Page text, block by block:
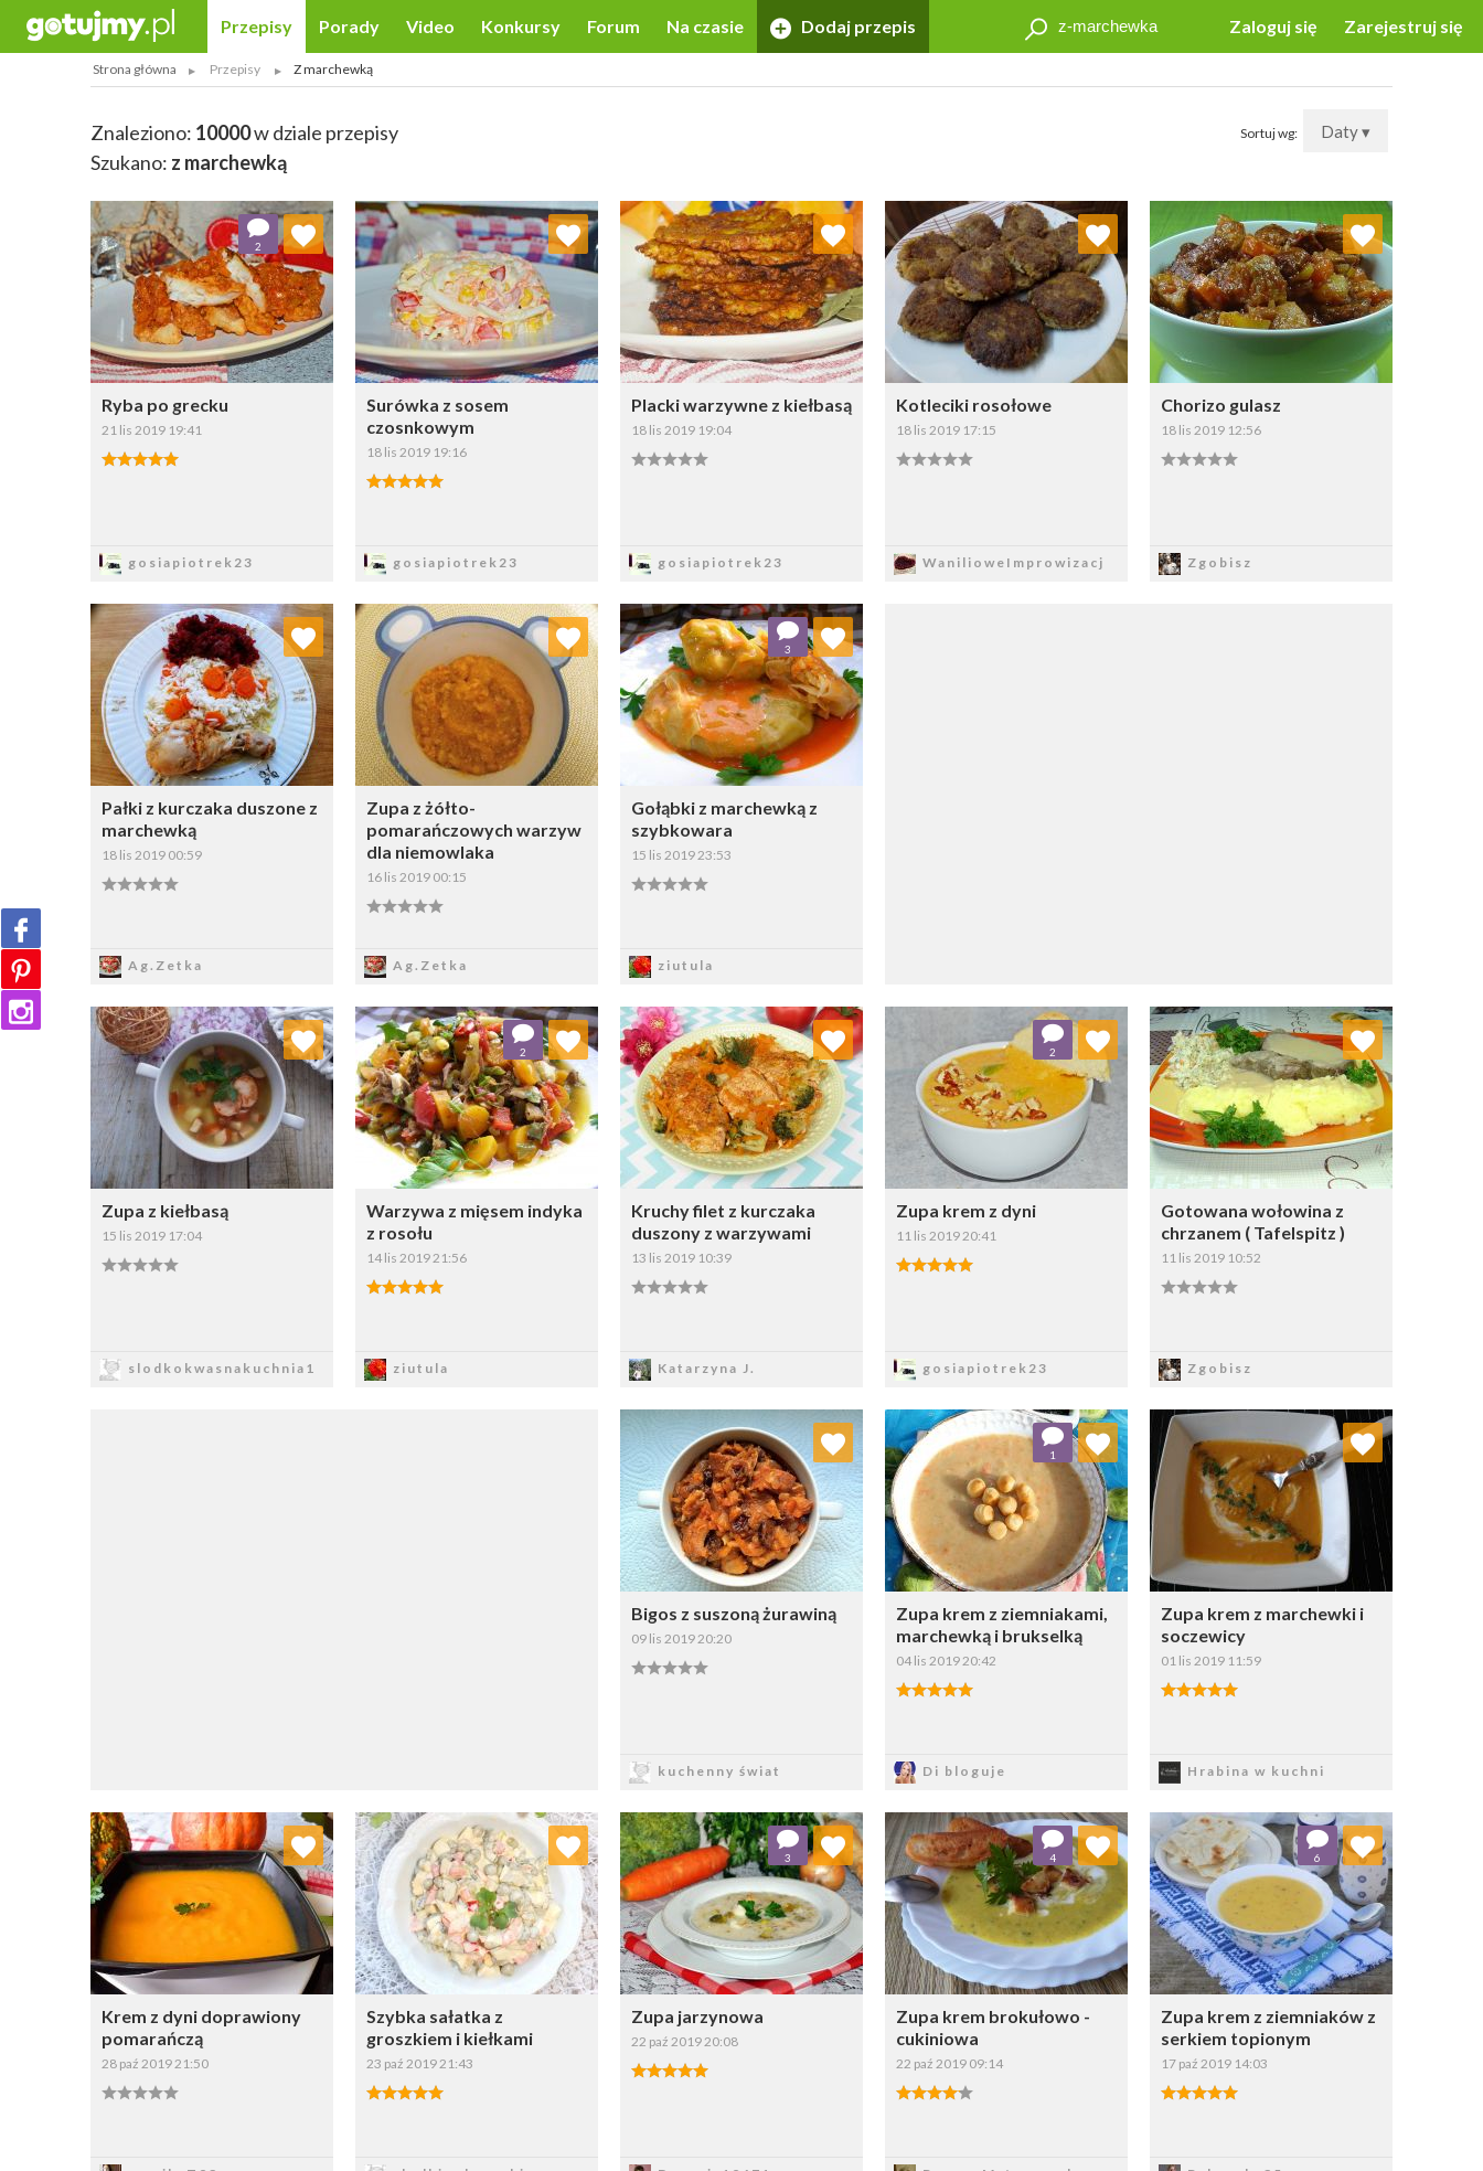
Zaloguj się Zarejestruj się
Przepisy Porady Video Konkursy Forum Na czasie Dodaj przepis
Strona główna Przepisy Z marchewką
Sortuj wg: Daty ▾
Znaleziono: 10000w dziale przepisy
Szukano: z marchewką
Ryba po grecku
21 lis 2019 19:41
gosiapiotrek23
2
Dodaj do ulubionych
Wybierz listę:
Surówka z sosem
czosnkowym
18 lis 2019 19:16
gosiapiotrek23
Dodaj do ulubionych
Wybierz listę:
Placki warzywne z kiełbasą
18 lis 2019 19:04
gosiapiotrek23
Dodaj do ulubionych
Wybierz listę:
Kotleciki rosołowe
18 lis 2019 17:15
WanilioweImprowizacj
Dodaj do ulubionych
Wybierz listę:
Chorizo gulasz
18 lis 2019 12:56
Zgobisz
Dodaj do ulubionych
Wybierz listę:
Pałki z kurczaka duszone z
marchewką
18 lis 2019 00:59
Ag.Zetka
Dodaj do ulubionych
Wybierz listę:
Zupa z żółto-
pomarańczowych warzyw
dla niemowlaka
16 lis 2019 00:15
Ag.Zetka
Dodaj do ulubionych
Wybierz listę:
Gołąbki z marchewką z
szybkowara
15 lis 2019 23:53
ziutula
3
Dodaj do ulubionych
Wybierz listę:
Zupa z kiełbasą
15 lis 2019 17:04
slodkokwasnakuchnia1
Dodaj do ulubionych
Wybierz listę:
Warzywa z mięsem indyka
z rosołu
14 lis 2019 21:56
ziutula
2
Dodaj do ulubionych
Wybierz listę:
Kruchy filet z kurczaka
duszony z warzywami
13 lis 2019 10:39
Katarzyna J.
Dodaj do ulubionych
Wybierz listę:
Zupa krem z dyni
11 lis 2019 20:41
gosiapiotrek23
2
Dodaj do ulubionych
Wybierz listę:
Gotowana wołowina z
chrzanem ( Tafelspitz )
11 lis 2019 10:52
Zgobisz
Dodaj do ulubionych
Wybierz listę:
Bigos z suszoną żurawiną
09 lis 2019 20:20
kuchenny świat
Dodaj do ulubionych
Wybierz listę:
Zupa krem z ziemniakami,
marchewką i brukselką
04 lis 2019 20:42
Di bloguje
1
Dodaj do ulubionych
Wybierz listę:
Zupa krem z marchewki i
soczewicy
01 lis 2019 11:59
Hrabina w kuchni
Dodaj do ulubionych
Wybierz listę:
Krem z dyni doprawiony
pomarańczą
28 paź 2019 21:50
Dodaj do ulubionych
Wybierz listę:
Szybka sałatka z
groszkiem i kiełkami
23 paź 2019 21:43
Dodaj do ulubionych
Wybierz listę:
Zupa jarzynowa
22 paź 2019 20:08
3
Dodaj do ulubionych
Wybierz listę:
Zupa krem brokułowo -
cukiniowa
22 paź 2019 09:14
4
Dodaj do ulubionych
Wybierz listę:
Zupa krem z ziemniaków z
serkiem topionym
17 paź 2019 14:03
6
Dodaj do ulubionych
Wybierz listę: